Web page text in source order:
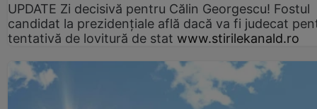
UPDATE Zi decisivă pentru Călin Georgescu! Fostul
candidat la prezidențiale află dacă va fi judecat
tentativă de lovitură de stat www.stirilekanald.ro